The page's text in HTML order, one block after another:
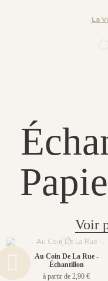
La
Voir
Au Coin De La Rue -
Échantillon
à partir de 2,90 €